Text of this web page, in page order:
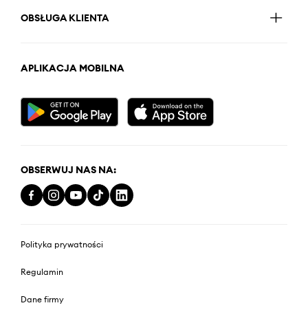
OBSŁUGA KLIENTA
APLIKACJA MOBILNA
OBSERWUJ NAS NA:
Polityka prywatności
Regulamin
Dane firmy